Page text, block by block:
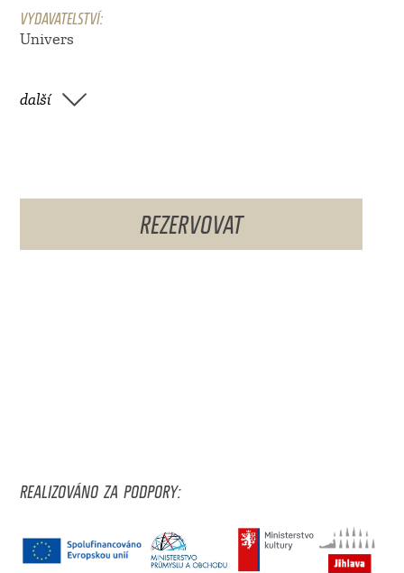
VYDAVATELSTVÍ:
Univers
další
REZERVOVAT
REALIZOVÁNO ZA PODPORY: